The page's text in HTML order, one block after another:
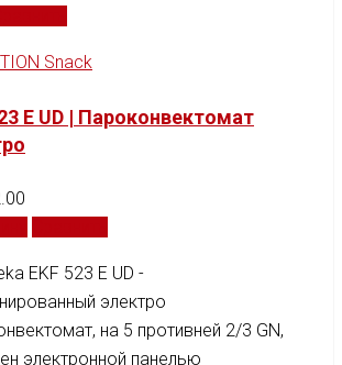
Snack
E UD | Пароконвектомат
EKF 523 E UD -
электро
на 5 противней 2/3 GN,
электронной панелью